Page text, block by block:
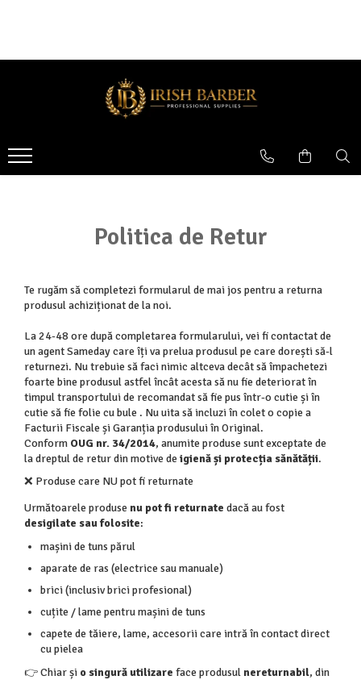
Cutite masini de tuns
MASINI DE CONTUR
Stand incarcare
SET MASINI DE TUNS SI CONTUR
APARATE DE TUNS ANIMALE
EPILATOARE
Cutite aparate de ras
Pulverizatoare
Politica de Retur
Te rugăm să completezi formularul de mai jos pentru a returna
produsul achiziționat de la noi.
La 24-48 ore după completarea formularului, vei fi contactat de
un agent Sameday care îți va prelua produsul pe care dorești să-l
returnezi. Nu trebuie să faci nimic altceva decât să împachetezi
foarte bine produsul astfel încât acesta să nu fie deteriorat în
timpul transportului de recomandat să fie pus într-o cutie și în
cutie să fie folie cu bule . Nu uita să incluzi în colet o copie a
Facturii Fiscale și Garanția produsului în Original.
Conform OUG nr. 34/2014, anumite produse sunt exceptate de
la dreptul de retur din motive de igienă și protecția sănătății.
❌ Produse care NU pot fi returnate
Următoarele produse nu pot fi returnate dacă au fost
desigilate sau folosite:
mașini de tuns părul
aparate de ras (electrice sau manuale)
brici (inclusiv brici profesional)
cuțite / lame pentru mașini de tuns
capete de tăiere, lame, accesorii care intră în contact direct
cu pielea
👉 Chiar și o singură utilizare face produsul nereturnabil, din